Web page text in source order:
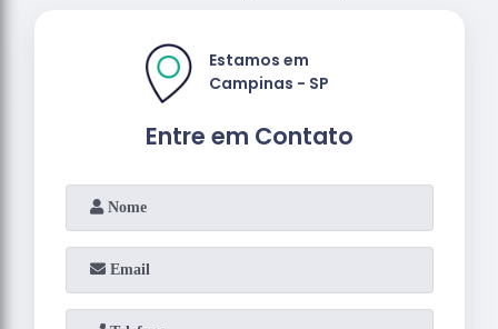
Entre em Contato
Estamos em
Campinas - SP